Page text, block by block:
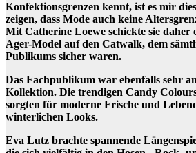
Konfektionsgrenzen kennt, ist es mir
zeigen, dass Mode auch keine
Mit Catherine Loewe schickte sie daher
Ager-Model auf den Catwalk, dem
Publikums sicher waren.
Das Fachpublikum war ebenfalls sehr
Kollektion. Die trendigen Candy
sorgten für moderne Frische und
winterlichen Looks.
Eva Lutz brachte spannende